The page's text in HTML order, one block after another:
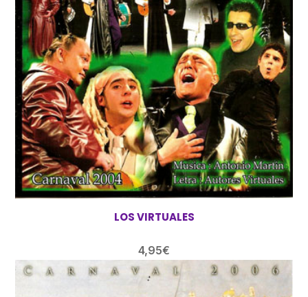
LOS VIRTUALES
4,95€